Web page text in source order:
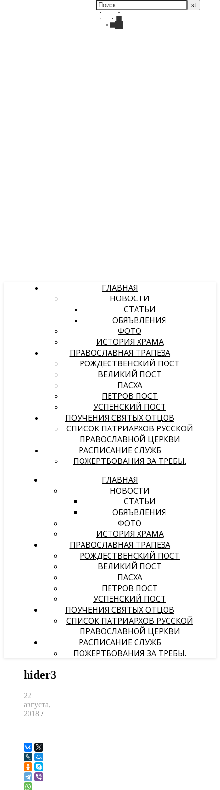
ГЛАВНАЯ
НОВОСТИ
СТАТЬИ
ОБЯЪВЛЕНИЯ
ФОТО
ИСТОРИЯ ХРАМА
ПРАВОСЛАВНАЯ ТРАПЕЗА
РОЖДЕСТВЕНСКИЙ ПОСТ
ВЕЛИКИЙ ПОСТ
ПАСХА
ПЕТРОВ ПОСТ
УСПЕНСКИЙ ПОСТ
ПОУЧЕНИЯ СВЯТЫХ ОТЦОВ
СПИСОК ПАТРИАРХОВ РУССКОЙ
ПРАВОСЛАВНОЙ ЦЕРКВИ
РАСПИСАНИЕ СЛУЖБ
ПОЖЕРТВОВАНИЯ ЗА ТРЕБЫ.
ГЛАВНАЯ
НОВОСТИ
СТАТЬИ
ОБЯЪВЛЕНИЯ
ФОТО
ИСТОРИЯ ХРАМА
ПРАВОСЛАВНАЯ ТРАПЕЗА
РОЖДЕСТВЕНСКИЙ ПОСТ
ВЕЛИКИЙ ПОСТ
ПАСХА
ПЕТРОВ ПОСТ
УСПЕНСКИЙ ПОСТ
ПОУЧЕНИЯ СВЯТЫХ ОТЦОВ
СПИСОК ПАТРИАРХОВ РУССКОЙ
ПРАВОСЛАВНОЙ ЦЕРКВИ
РАСПИСАНИЕ СЛУЖБ
ПОЖЕРТВОВАНИЯ ЗА ТРЕБЫ.
hider3
22
августа,
2018 /